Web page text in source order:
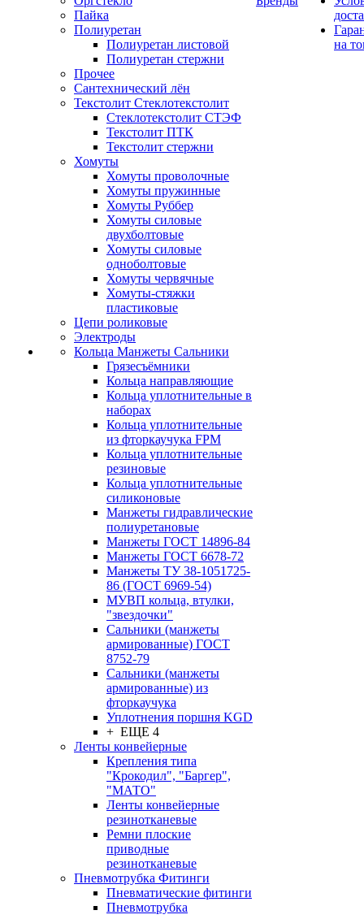
Пайка
Полиуретан
Полиуретан листовой
Полиуретан стержни
Прочее
Сантехнический лён
Текстолит Стеклотекстолит
Стеклотекстолит СТЭФ
Текстолит ПТК
Текстолит стержни
Хомуты
Хомуты проволочные
Хомуты пружинные
Хомуты Руббер
Хомуты силовые
двухболтовые
Хомуты силовые
одноболтовые
Хомуты червячные
Хомуты-стяжки
пластиковые
Цепи роликовые
Электроды
Кольца Манжеты Сальники
Грязесъёмники
Кольца направляющие
Кольца уплотнительные в
наборах
Кольца уплотнительные
из фторкаучука FPM
Кольца уплотнительные
резиновые
Кольца уплотнительные
силиконовые
Манжеты гидравлические
полиуретановые
Манжеты ГОСТ 14896-84
Манжеты ГОСТ 6678-72
Манжеты ТУ 38-1051725-
86 (ГОСТ 6969-54)
МУВП кольца, втулки,
"звездочки"
Сальники (манжеты
армированные) ГОСТ
8752-79
Сальники (манжеты
армированные) из
фторкаучука
Уплотнения поршня KGD
+ ЕЩЕ 4
Ленты конвейерные
Крепления типа
"Крокодил", "Баргер",
"МАТО"
Ленты конвейерные
резинотканевые
Ремни плоские
приводные
резинотканевые
Пневмотрубка Фитинги
Пневматические фитинги
Пневмотрубка
на